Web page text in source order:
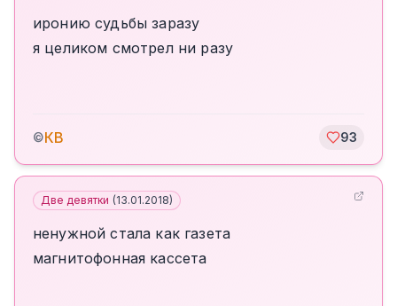
иронию судьбы заразу
я целиком смотрел ни разу
©КВ 93
Две девятки (13.01.2018)
ненужной стала как газета
магнитофонная кассета